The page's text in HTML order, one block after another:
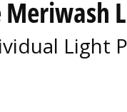
Light